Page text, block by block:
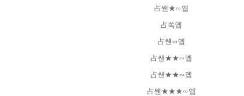
占쌘★∽옙
占쏙옙
占쌘∽옙
占쌘★★∽옙
占쌘★★∽옙
占쌘★★★∽옙